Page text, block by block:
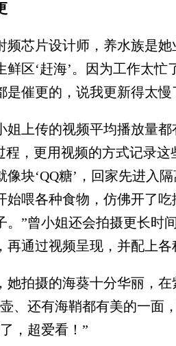
芯片设计师，养水族是她
鲜区‘赶海’。因为工作太
是催更的，说我更新得太
上传的视频平均播放量都
程，更用视频的方式记录
块‘QQ糖’，回家先进入
始喂各种食物，仿佛开了吃
。”曾小姐还会拍摄更长时
再通过视频呈现，并配上各
拍摄的海葵十分华丽，在
、还有海鞘都有美的一面
，超爱看！”